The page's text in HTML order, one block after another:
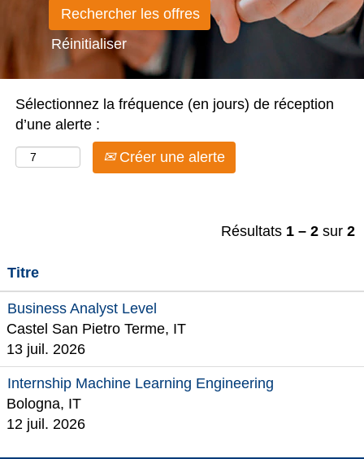
Réinitialiser
Sélectionnez la fréquence (en jours) de réception
d’une alerte :
Créer une alerte
Résultats 1 – 2 sur 2
Titre
Business Analyst Level
Castel San Pietro Terme, IT
13 juil. 2026
Internship Machine Learning Engineering
Bologna, IT
12 juil. 2026